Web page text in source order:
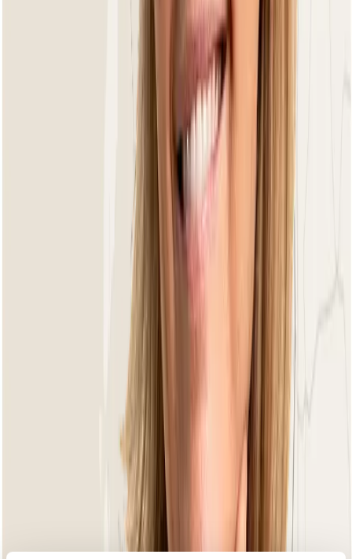
Dining Gartentische